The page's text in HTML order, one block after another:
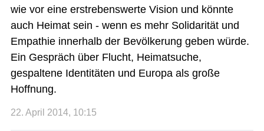
wie vor eine erstrebenswerte Vision und könnte
auch Heimat sein - wenn es mehr Solidarität und
Empathie innerhalb der Bevölkerung geben würde.
Ein Gespräch über Flucht, Heimatsuche,
gespaltene Identitäten und Europa als große
Hoffnung.
22. April 2014, 10:15